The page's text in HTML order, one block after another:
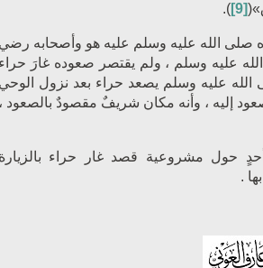
[9]
).
صلى الله عليه وسلم عليه هو وأصحابه رضي
عليه وسلم ، ولم يقتصر صعوده غارَ حراء
عليه وسلم يصعد حراء بعد نزول الوحي
إليه ، وأنه مكان شريفٌ مقصودٌ بالصعود ،
حول مشروعية قصد غار حراء بالزيارة
.